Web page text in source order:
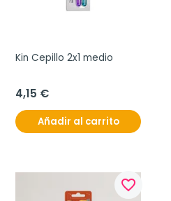
Kin Cepillo 2x1 medio
4,15 €
Añadir al carrito
favorite_border